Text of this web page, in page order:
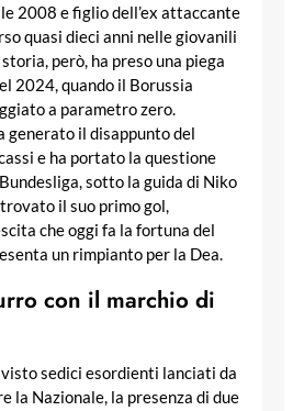
2008 e figlio dell’ex attaccante
quasi dieci anni nelle giovanili
però, ha preso una piega
2024, quando il Borussia
a parametro zero.
generato il disappunto del
e ha portato la questione
sotto la guida di Niko
il suo primo gol,
che oggi fa la fortuna del
un rimpianto per la Dea.
con il marchio di
sedici esordienti lanciati da
la Nazionale, la presenza di due